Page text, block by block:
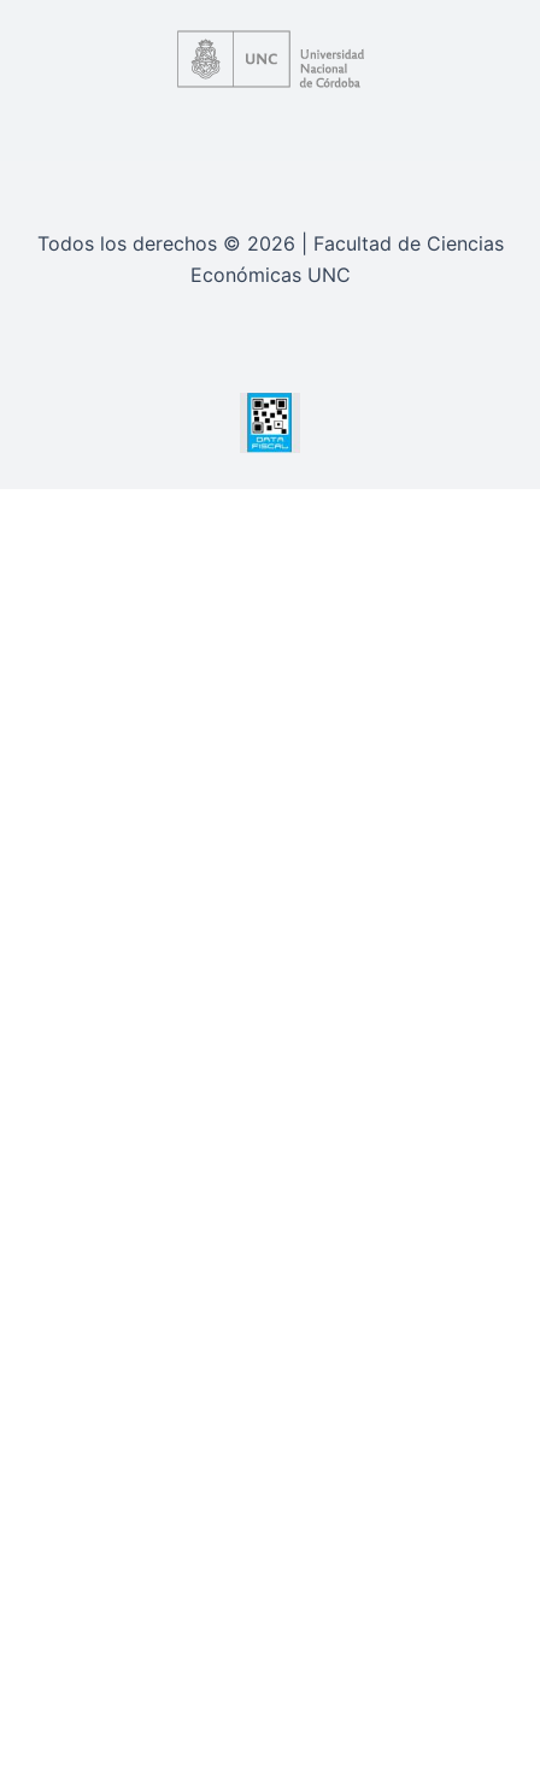
Todos los derechos © 2026 | Facultad de Ciencias
Económicas UNC